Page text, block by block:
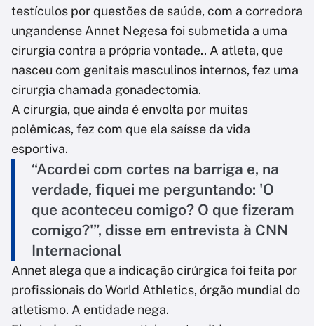
testículos por questões de saúde, com a corredora
ungandense Annet Negesa foi submetida a uma
cirurgia contra a própria vontade.. A atleta, que
nasceu com genitais masculinos internos, fez uma
cirurgia chamada gonadectomia.
A cirurgia, que ainda é envolta por muitas
polêmicas, fez com que ela saísse da vida
esportiva.
“Acordei com cortes na barriga e, na
verdade, fiquei me perguntando: 'O
que aconteceu comigo? O que fizeram
comigo?'”, disse em entrevista à CNN
Internacional
Annet alega que a indicação cirúrgica foi feita por
profissionais do World Athletics, órgão mundial do
atletismo. A entidade nega.